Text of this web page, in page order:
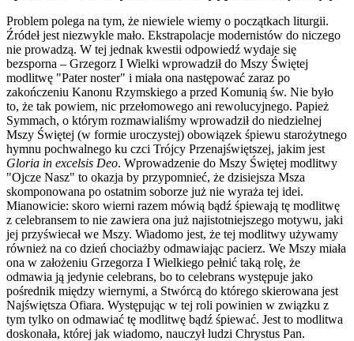
Problem polega na tym, że niewiele wiemy o początkach liturgii.
Źródeł jest niezwykle mało. Ekstrapolacje modernistów do niczego
nie prowadzą. W tej jednak kwestii odpowiedź wydaje się
bezsporna – Grzegorz I Wielki wprowadził do Mszy Świętej
modlitwę "Pater noster" i miała ona następować zaraz po
zakończeniu Kanonu Rzymskiego a przed Komunią św. Nie było
to, że tak powiem, nic przełomowego ani rewolucyjnego. Papież
Symmach, o którym rozmawialiśmy wprowadził do niedzielnej
Mszy Świętej (w formie uroczystej) obowiązek śpiewu starożytnego
hymnu pochwalnego ku czci Trójcy Przenajświętszej, jakim jest
Gloria in excelsis Deo. Wprowadzenie do Mszy Świętej modlitwy
"Ojcze Nasz" to okazja by przypomnieć, że dzisiejsza Msza
skomponowana po ostatnim soborze już nie wyraża tej idei.
Mianowicie: skoro wierni razem mówią bądź śpiewają tę modlitwę
z celebransem to nie zawiera ona już najistotniejszego motywu, jaki
jej przyświecał we Mszy. Wiadomo jest, że tej modlitwy używamy
również na co dzień chociażby odmawiając pacierz. We Mszy miała
ona w założeniu Grzegorza I Wielkiego pełnić taką rolę, że
odmawia ją jedynie celebrans, bo to celebrans występuje jako
pośrednik między wiernymi, a Stwórcą do którego skierowana jest
Najświętsza Ofiara. Występując w tej roli powinien w związku z
tym tylko on odmawiać tę modlitwę bądź śpiewać. Jest to modlitwa
doskonała, której jak wiadomo, nauczył ludzi Chrystus Pan.